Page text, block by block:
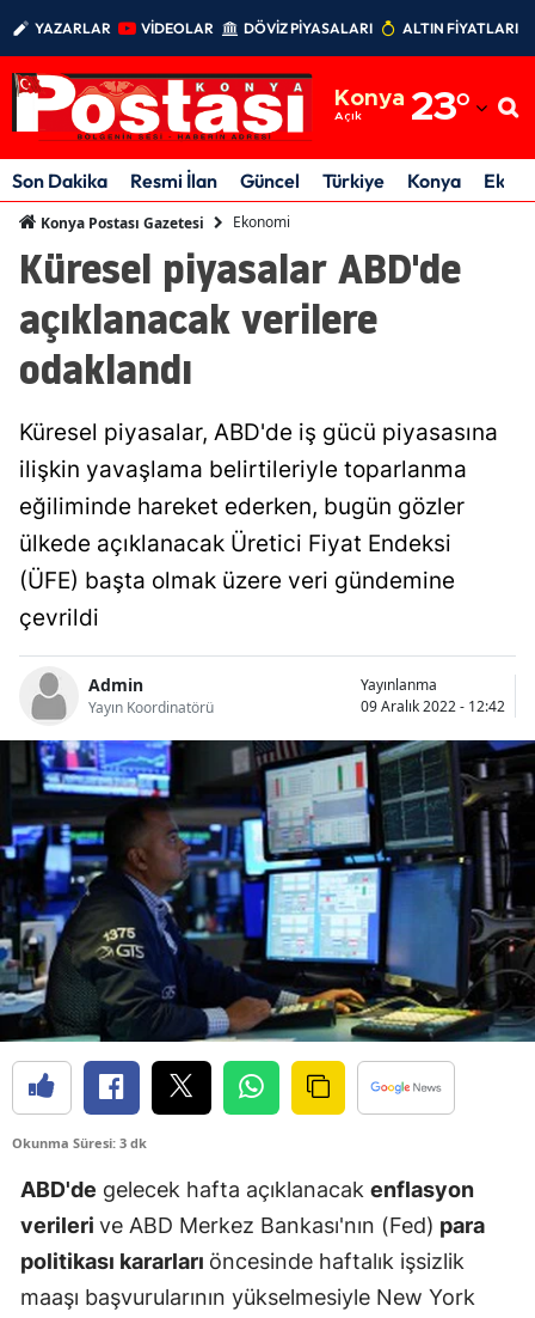
YAZARLAR VİDEOLAR DÖVİZ PİYASALARI ALTIN FİYATLARI
Konya
Açık 23°
Adıyaman
Afyonkarahisar
Amasya
Ankara
Aydın
Balıkesir
Bitlis
Bolu
Burdur
Bursa
Çanakkale
Çankırı
Çorum
Denizli
Edirne
Erzincan
Erzurum
Eskişehir
Son Dakika Resmi İlan Güncel Türkiye Konya
Konya Postası Gazetesi Ekonomi
Küresel piyasalar ABD'de
açıklanacak verilere
odaklandı
Küresel piyasalar, ABD'de iş gücü piyasasına
ilişkin yavaşlama belirtileriyle toparlanma
eğiliminde hareket ederken, bugün gözler
ülkede açıklanacak Üretici Fiyat Endeksi
(ÜFE) başta olmak üzere veri gündemine
çevrildi
Admin
Yayın Koordinatörü
Yayınlanma
09 Aralık 2022 - 12:42
Okunma Süresi: 3 dk
ABD'de gelecek hafta açıklanacak enflasyon
verileri ve ABD Merkez Bankası'nın (Fed) para
politikası kararları öncesinde haftalık işsizlik
maaşı başvurularının yükselmesiyle New York